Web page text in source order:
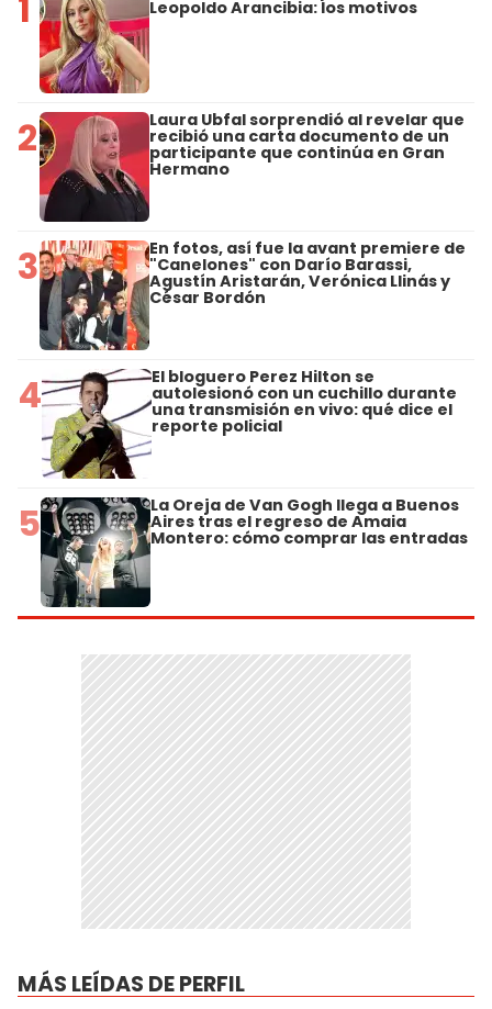
Leopoldo Arancibia: los motivos
2 Laura Ubfal sorprendió al revelar que
recibió una carta documento de un
participante que continúa en Gran
Hermano
3 En fotos, así fue la avant premiere de
"Canelones" con Darío Barassi,
Agustín Aristarán, Verónica Llinás y
César Bordón
4 El bloguero Perez Hilton se
autolesionó con un cuchillo durante
una transmisión en vivo: qué dice el
reporte policial
5 La Oreja de Van Gogh llega a Buenos
Aires tras el regreso de Amaia
Montero: cómo comprar las entradas
MÁS LEÍDAS DE PERFIL